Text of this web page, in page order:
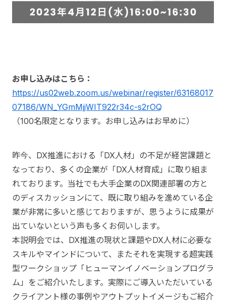
お申し込みはこちら：
https://us02web.zoom.us/webinar/register/63168017
07186/WN_YGmMjjWIT922r34c-s2rOQ
（100名限定となります。お申し込みはお早めに）
昨今、DX推進における「DX人材」の不足が経営課題と
なっており、多くの企業が「DX人材育成」に取り組ま
れております。当社でも大手企業のDX関連部署の方と
のディスカッションにて、既に取り組みを進めている企
業が非常に多いと感じておりますが、思うように成果が
出ていないという声も多くお伺いします。
本説明会では、DX推進の現状と課題やDX人材に必要な
スキルやマインドについて、またそれを実現する超実践
型ワークショップ「ヒューマンイノベーションプログラ
ム」をご紹介いたします。実際にご導入いただいている
クライアント様の事例やアウトプットイメージもご紹介